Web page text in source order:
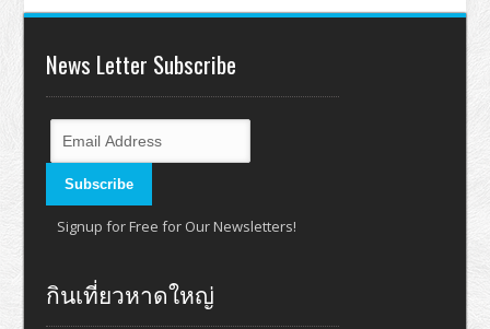
News Letter Subscribe
Signup for Free for Our Newsletters!
กินเที่ยวหาดใหญ่